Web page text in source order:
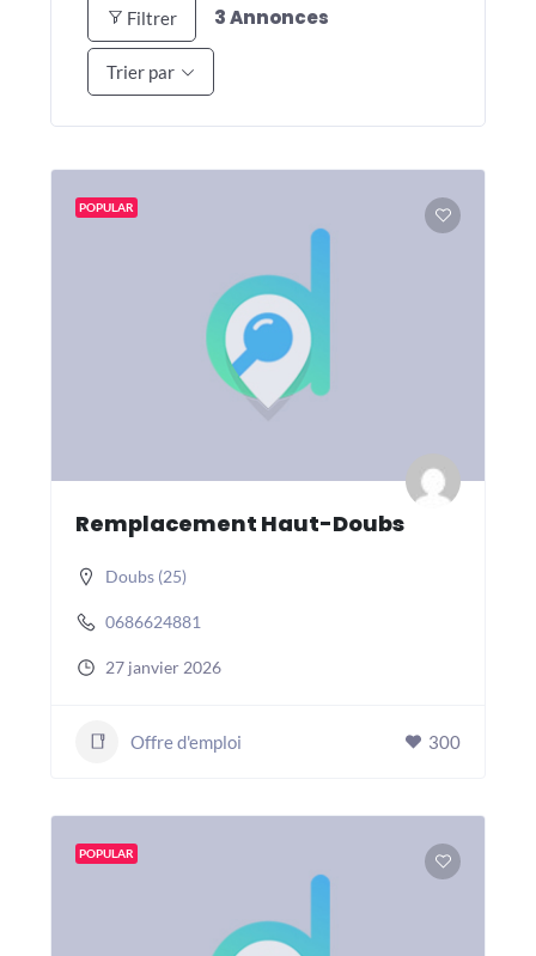
Filtrer 3Annonces
Trier par
POPULAR
Remplacement Haut-Doubs
Doubs (25)
0686624881
27 janvier 2026
Offre d'emploi 300
POPULAR